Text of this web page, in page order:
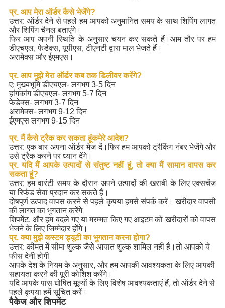
प्र. आप मेरा ऑर्डर कैसे भेजेंगे?
उत्तर: ऑर्डर देने से पहले हम आपको अनुमानित समय के साथ शिपिंग लागत
और शिपिंग चैनल बताएंगे।
फिर आप अपनी स्थिति के अनुसार चयन कर सकते हैं।आम तौर पर हम
डीएचएल, फेडेक्स, यूपीएस, टीएनटी द्वारा माल भेजते हैं।
अरामेक्स और ईएमएस।
प्र. आप मुझे मेरा ऑर्डर कब तक डिलीवर करेंगे?
ए: मुख्यभूमि डीएचएल- लगभग 3-5 दिन
हांगकांग डीएचएल- लगभग 5-7 दिन
फेडेक्स- लगभग 3-7 दिन
अरामेक्स- लगभग 9-12 दिन
ईएमएस लगभग 9-15 दिन
प्र. मैं कैसे ट्रैक कर सकता हूंकमेरे आदेश?
उत्तर: एक बार अपना ऑर्डर भेज दें।फिर हम आपको ट्रैकिंग नंबर भेजेंगे और
उसे ट्रैक करने पर ध्यान देंगे।
प्र. यदि मैं आपके उत्पादों से संतुष्ट नहीं हूं, तो क्या मैं सामान वापस कर
सकता हूं?
उत्तर: हम वारंटी समय के दौरान अपने उत्पादों की खराबी के लिए एक्सचेंज
या रिफंड सेवा प्रदान कर सकते हैं।
दोषपूर्ण उत्पाद वापस करने से पहले कृपया हमसे संपर्क करें। खरीदार वापसी
की लागत का भुगतान करेंगे
शिपमेंट, और हम बदले गए या मरम्मत किए गए आइटम को खरीदारों को वापस
भेजने के लिए जिम्मेदार होंगे।
प्र. क्या मुझे कस्टम ड्यूटी का भुगतान करना होगा?
उत्तर: कीमत में सीमा शुल्क जैसे आयात शुल्क शामिल नहीं हैं।तो आपको ये
फीस देनी होगी
आपके देश के नियम के अनुसार, और हम आपकी आवश्यकता के लिए आपकी
सहायता करने की पूरी कोशिश करेंगे।
यदि आपके पास घोषित मूल्यों के लिए विशेष आवश्यकताएं हैं, तो ऑर्डर देने से
पहले कृपया हमें सूचित करें।
पैकेज और शिपमेंट